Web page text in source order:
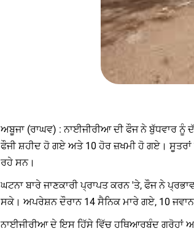
ਅਬੂਜਾ (ਰਾਘਵ) : ਨਾਈਜੀਰੀਆ ਦੀ ਫੌਜ ਨੇ ਬੁੱਧਵਾਰ
ਫੌਜੀ ਸ਼ਹੀਦ ਹੋ ਗਏ ਅਤੇ 10 ਹੋਰ ਜ਼ਖਮੀ ਹੋ ਗਏ।
ਰਹੇ ਸਨ।
ਘਟਨਾ ਬਾਰੇ ਜਾਣਕਾਰੀ ਪ੍ਰਾਪਤ ਕਰਨ 'ਤੇ, ਫੌਜ ਨੇ
ਸਕੇ। ਅਪਰੇਸ਼ਨ ਦੌਰਾਨ 14 ਸੈਨਿਕ ਮਾਰੇ ਗਏ, 10
ਨਾਈਜੀਰੀਆ ਦੇ ਇਸ ਹਿੱਸੇ ਵਿੱਚ ਹਥਿਆਰਬੰਦ ਗਰੋਹਾਂ